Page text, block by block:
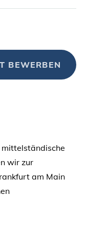
BEWERBEN
mittelständische
wir zur
am Main